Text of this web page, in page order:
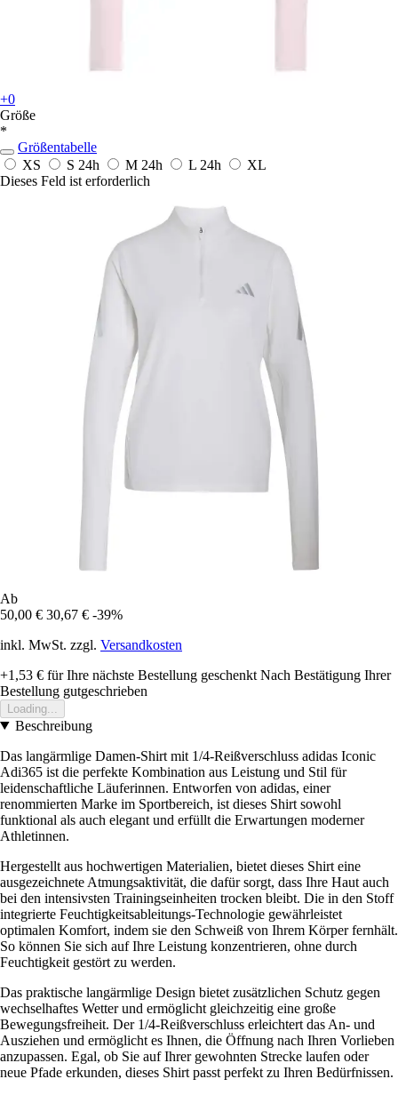
+0
Größe
*
Größentabelle
XS
S 24h M 24h L 24h
XL
Dieses Feld ist erforderlich
Ab
50,00 € 30,67 € -39%
inkl. MwSt. zzgl. Versandkosten
+1,53 € für Ihre nächste Bestellung geschenkt Nach Bestätigung Ihrer
Bestellung gutgeschrieben
Loading...
Beschreibung
Das langärmlige Damen-Shirt mit 1/4-Reißverschluss adidas Iconic
Adi365 ist die perfekte Kombination aus Leistung und Stil für
leidenschaftliche Läuferinnen. Entworfen von adidas, einer
renommierten Marke im Sportbereich, ist dieses Shirt sowohl
funktional als auch elegant und erfüllt die Erwartungen moderner
Athletinnen.
Hergestellt aus hochwertigen Materialien, bietet dieses Shirt eine
ausgezeichnete Atmungsaktivität, die dafür sorgt, dass Ihre Haut auch
bei den intensivsten Trainingseinheiten trocken bleibt. Die in den Stoff
integrierte Feuchtigkeitsableitungs-Technologie gewährleistet
optimalen Komfort, indem sie den Schweiß von Ihrem Körper fernhält.
So können Sie sich auf Ihre Leistung konzentrieren, ohne durch
Feuchtigkeit gestört zu werden.
Das praktische langärmlige Design bietet zusätzlichen Schutz gegen
wechselhaftes Wetter und ermöglicht gleichzeitig eine große
Bewegungsfreiheit. Der 1/4-Reißverschluss erleichtert das An- und
Ausziehen und ermöglicht es Ihnen, die Öffnung nach Ihren Vorlieben
anzupassen. Egal, ob Sie auf Ihrer gewohnten Strecke laufen oder
neue Pfade erkunden, dieses Shirt passt perfekt zu Ihren Bedürfnissen.